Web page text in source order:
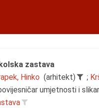
zastava
Hinko (arhitekt) ;
umjetnosti i